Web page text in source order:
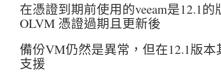
在憑證到期前使用的veeam是12.1
OLVM 憑證過期且更新後
備份VM仍然是異常，但在12.1版
支援